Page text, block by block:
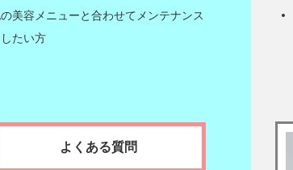
美容メニューと合わせてメンテナンス
たい方
よくある質問